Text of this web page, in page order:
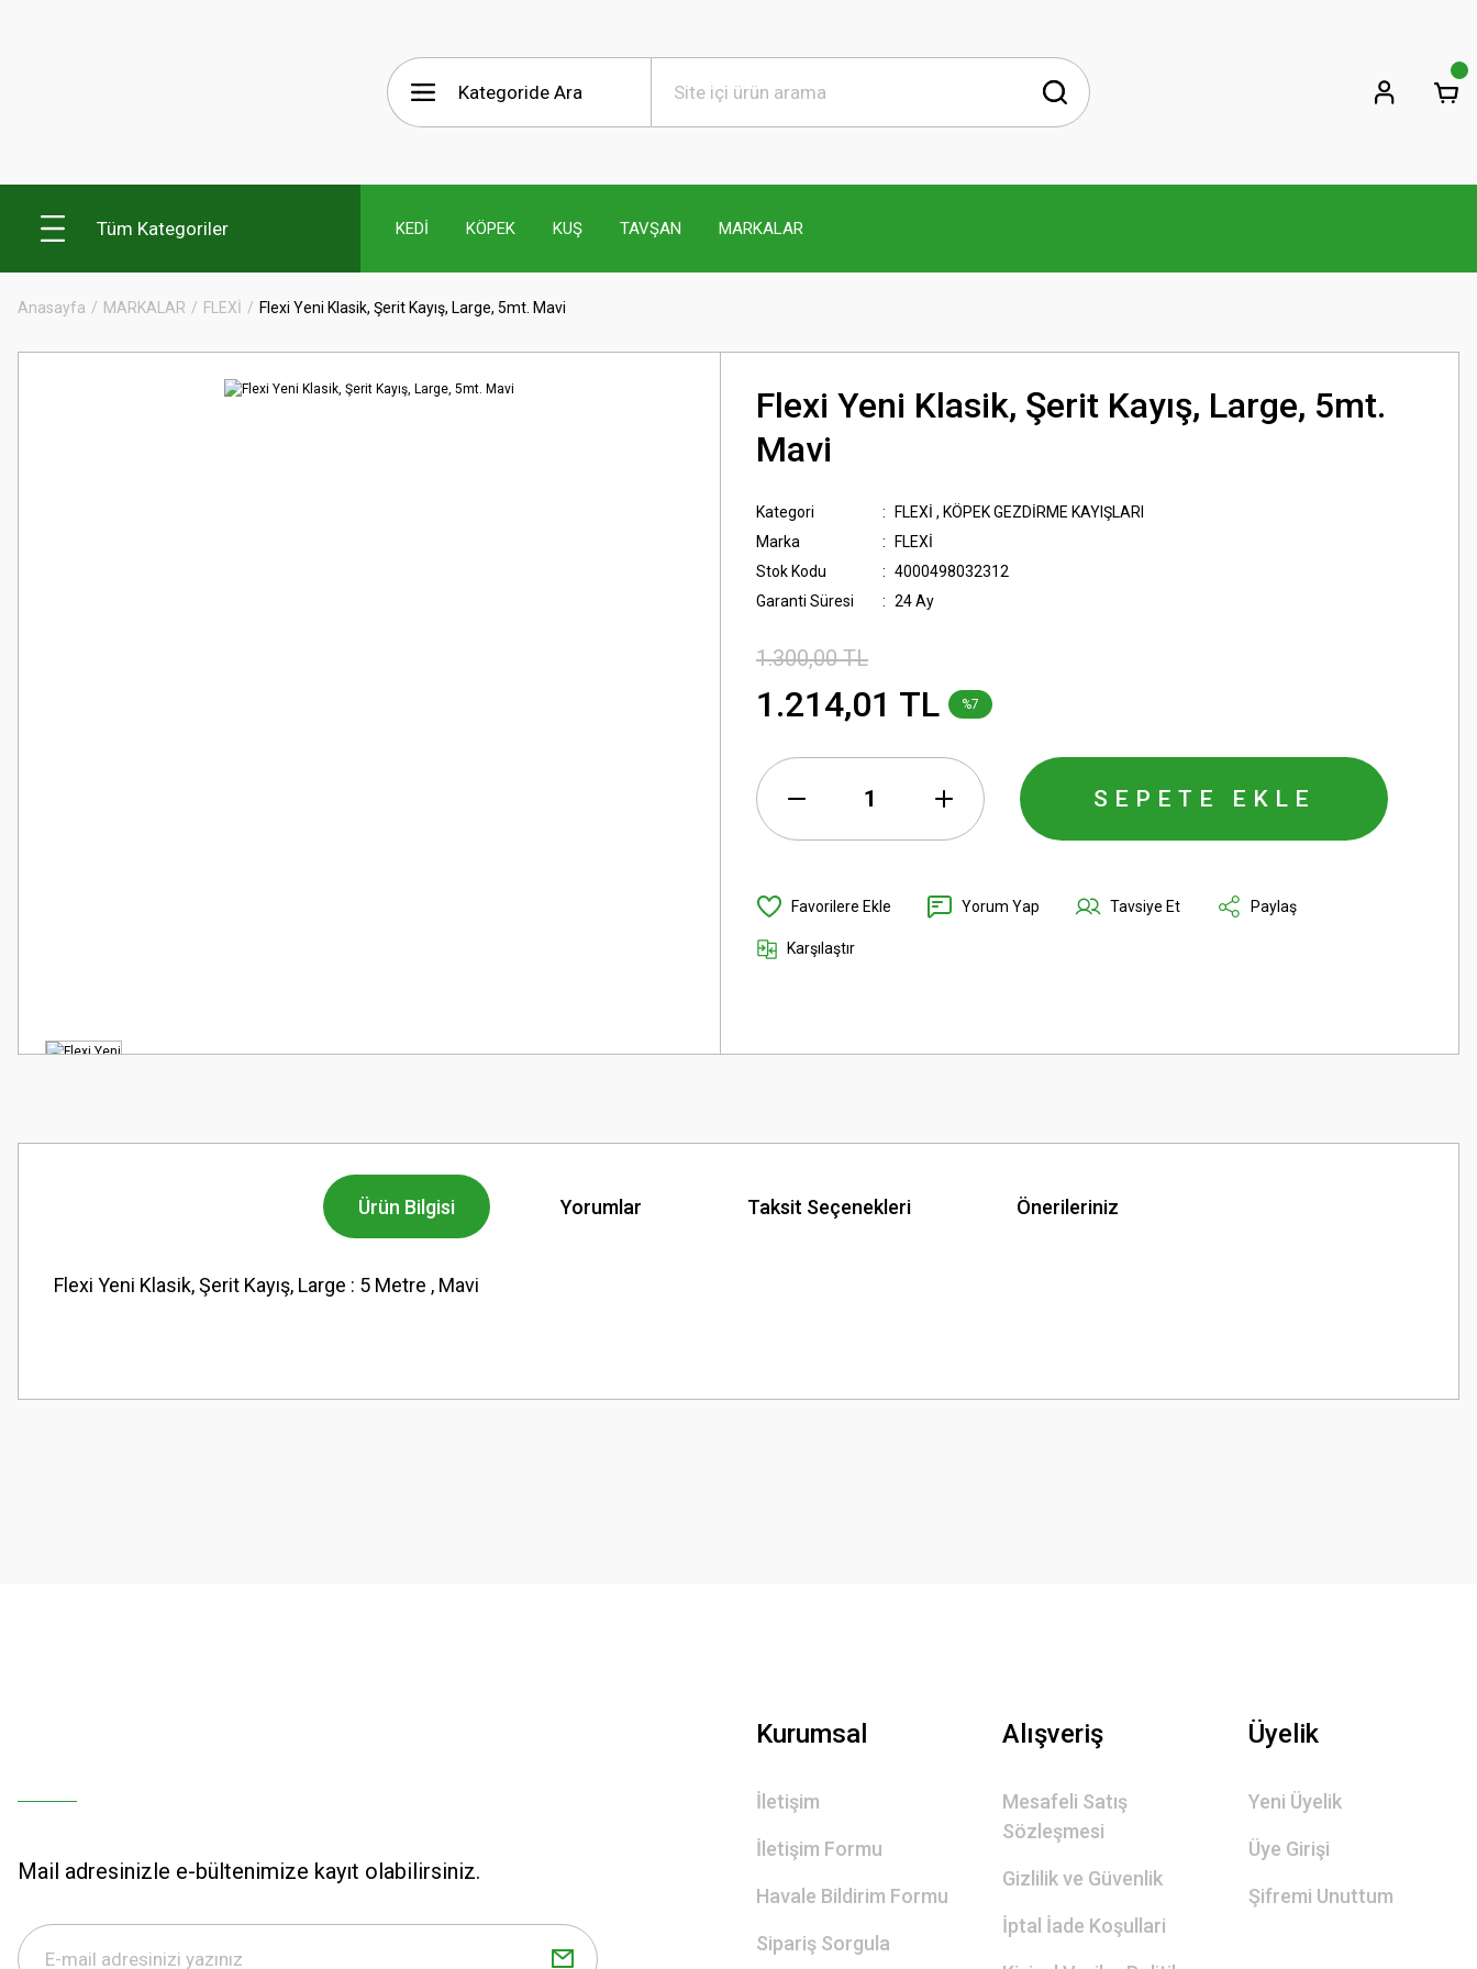
Tüm Kategoriler KEDİ KÖPEK KUŞ TAVŞAN MARKALAR
Anasayfa MARKALAR FLEXİ Flexi Yeni Klasik, Şerit Kayış, Large, 5mt. Mavi
Flexi Yeni Klasik, Şerit Kayış, Large, 5mt.
Mavi
Kategori FLEXİ , KÖPEK GEZDİRME KAYIŞLARI
Marka
FLEXİ
Stok Kodu
4000498032312
Garanti Süresi
24 Ay
1.300,00 TL
1.214,01 TL %7
SEPETE EKLE
Yorum Yap Tavsiye Et Paylaş
Karşılaştır
Ürün Bilgisi Yorumlar Taksit Seçenekleri Önerileriniz
Flexi Yeni Klasik, Şerit Kayış, Large : 5 Metre , Mavi
Görüş ve önerileriniz için teşekkür ederiz.
Mail adresinizle e-bültenimize kayıt olabilirsiniz.
Kurumsal
İletişim
İletişim Formu
Havale Bildirim Formu
Sipariş Sorgula
Alışveriş
Mesafeli Satış
Sözleşmesi
Gizlilik ve Güvenlik
İptal İade Koşullari
Üyelik
Yeni Üyelik
Üye Girişi
Şifremi Unuttum